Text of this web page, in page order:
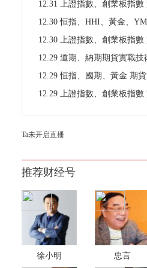
12.31 上證指數、創業板指
12.30 恒指、HHI、黃金、YM、
12.30 上證指數、創業板指
12.29 道期、納期期貨實戰
12.29 恒指、國期、黃金 期貨實
12.29 上證指數、創業板指
Ta未开启直播
推荐财经号
徐小明 忠言